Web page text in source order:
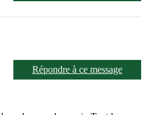
Répondre à ce message